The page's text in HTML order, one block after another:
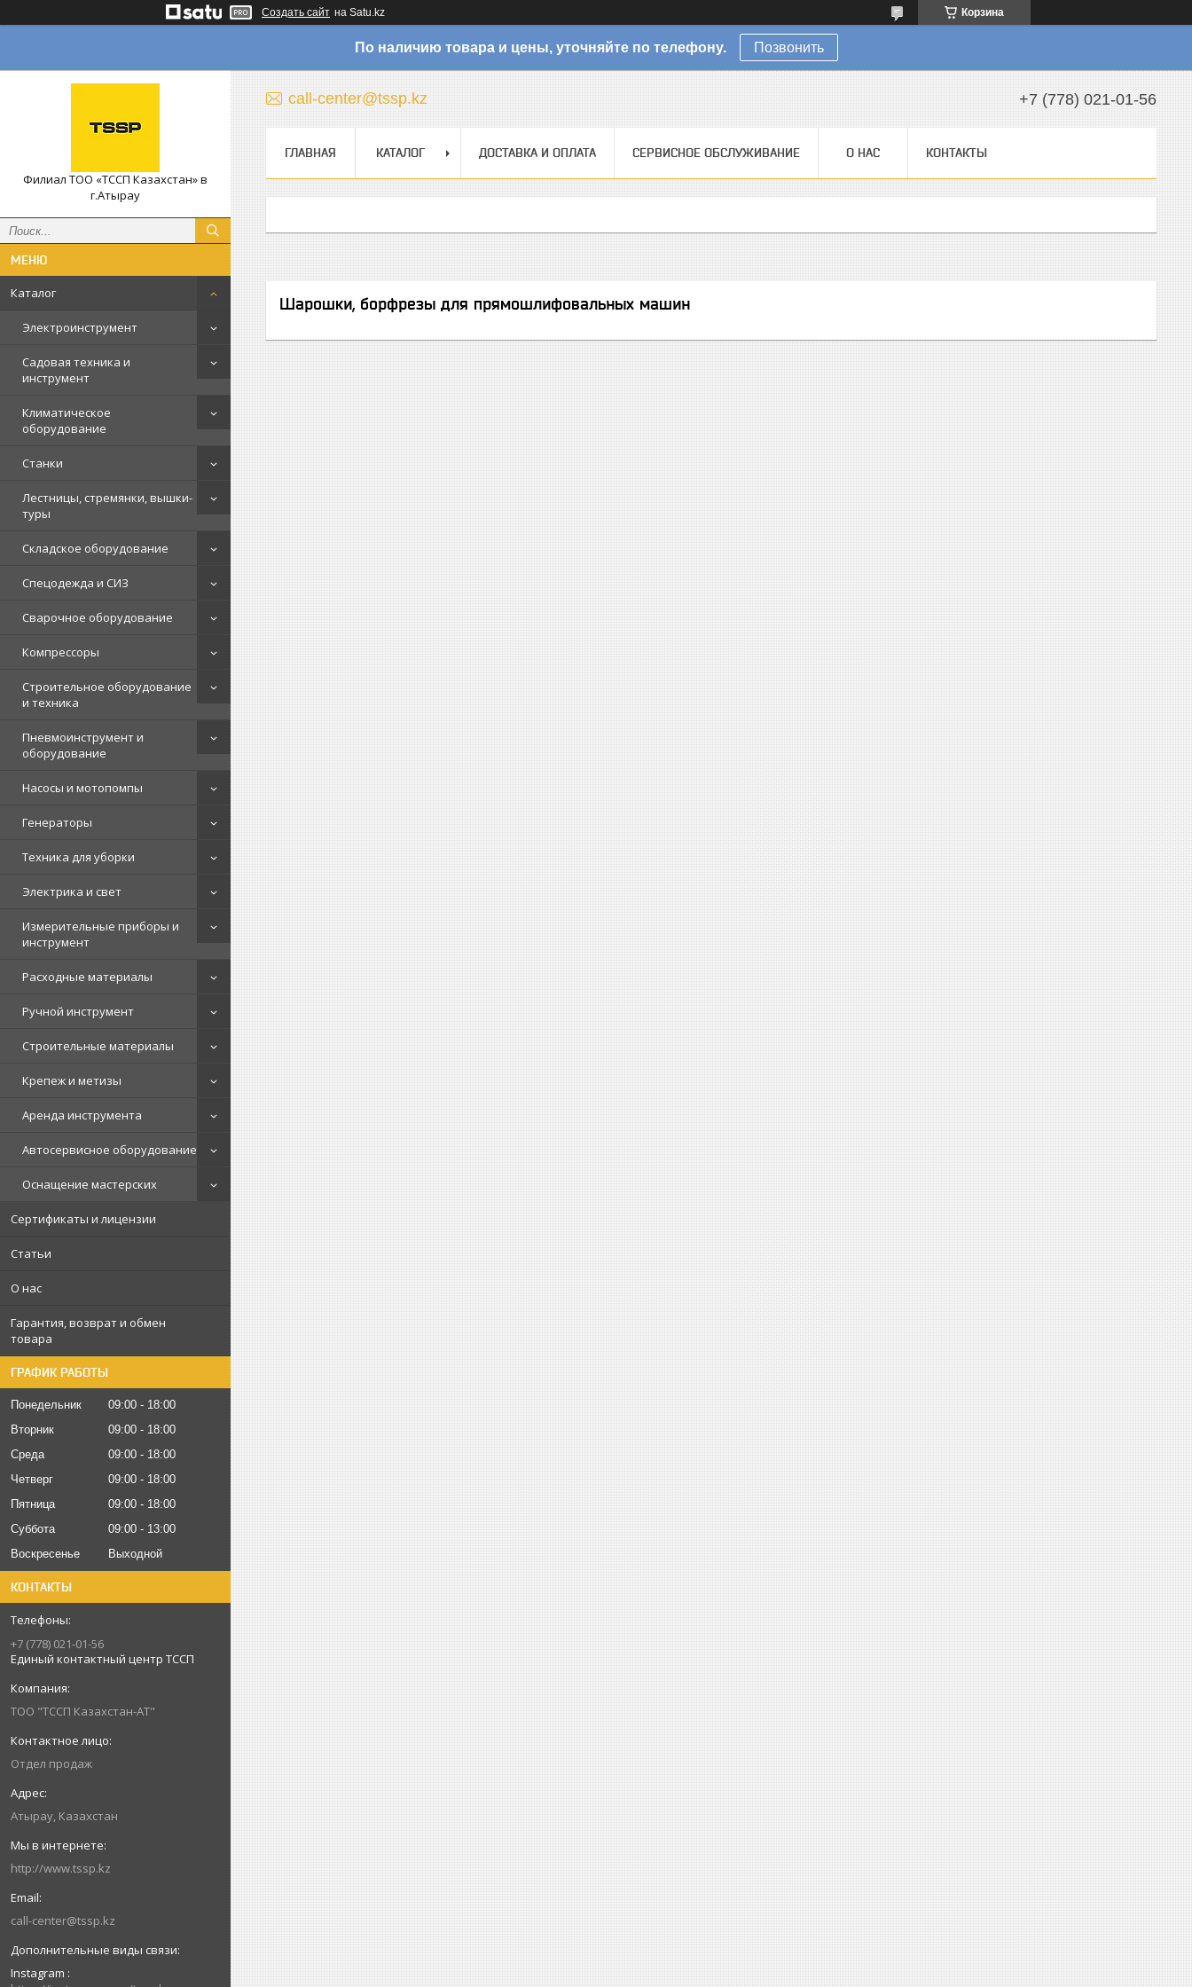
Создать сайт на Satu.kz Корзина
По наличию товара и цены, уточняйте по телефону. Позвонить
Филиал ТОО «ТССП Казахстан» в
г.Атырау
Каталог
Электроинструмент
Садовая техника и
инструмент
Климатическое
оборудование
Станки
Лестницы, стремянки, вышки-
туры
Складское оборудование
Спецодежда и СИЗ
Сварочное оборудование
Компрессоры
Строительное оборудование
и техника
Пневмоинструмент и
оборудование
Насосы и мотопомпы
Генераторы
Техника для уборки
Электрика и свет
Измерительные приборы и
инструмент
Расходные материалы
Ручной инструмент
Строительные материалы
Крепеж и метизы
Аренда инструмента
Автосервисное оборудование
Оснащение мастерских
Сертификаты и лицензии
Статьи
О нас
Гарантия, возврат и обмен
товара
ГРАФИК РАБОТЫ
Понедельник 09:00
18:00
Вторник
09:00
18:00
Среда
09:00
18:00
Четверг
09:00
18:00
Пятница
09:00
18:00
Суббота
09:00
13:00
Воскресенье
Выходной
КОНТАКТЫ
+7 (778) 021-01-56
Единый контактный центр ТССП
ТОО "ТССП Казахстан-АТ"
Отдел продаж
Атырау, Казахстан
http://www.tssp.kz
call-center@tssp.kz
Instagram
call-center@tssp.kz +7 (778) 021-01-56
ГЛАВНАЯ КАТАЛОГ ДОСТАВКА И ОПЛАТА СЕРВИСНОЕ ОБСЛУЖИВАНИЕ О НАС КОНТАКТЫ
Шарошки, борфрезы для прямошлифовальных машин